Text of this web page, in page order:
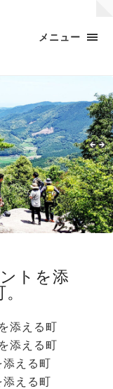
メニュー
トを添
添える町
添える町
添える町
添える町